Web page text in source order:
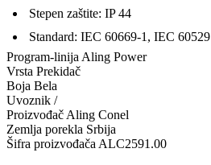
Stepen zaštite: IP 44
Standard: IEC 60669-1, IEC 60529
Program-linija Aling Power
Vrsta Prekidač
Boja Bela
Uvoznik /
Proizvođač Aling Conel
Zemlja porekla Srbija
Šifra proizvođača ALC2591.00